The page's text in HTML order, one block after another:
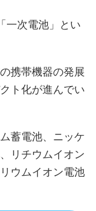
一次電池」とい
携帯機器の発展
ト化が進んでい
蓄電池、ニッケ
リチウムイオン
ウムイオン電池